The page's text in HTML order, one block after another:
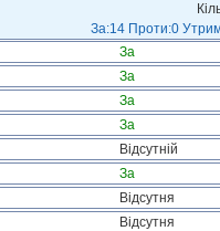
За:14 Проти:0
За
За
За
За
Відсутній
За
Відсутня
Відсутня